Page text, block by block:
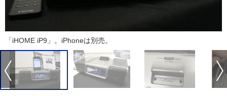
「iHOME iP9」。iPhoneは別売。